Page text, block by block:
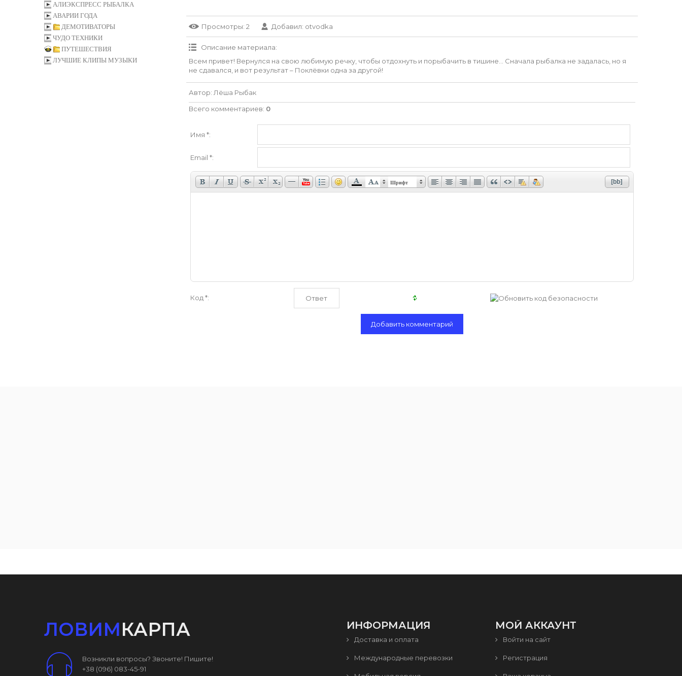
Просмотры: 2 Добавил: otvodka
Описание материала:
Всем привет! Вернулся на свою любимую речку, чтобы отдохнуть и порыбачить в тишине… Сначала рыбалка не задалась, но я
не сдавался, и вот результат – Поклёвки одна за другой!
Автор: Лёша Рыбак
Всего комментариев: 0
Имя *:
Email *:
Шрифт
Код *:
АЛИЭКСПРЕСС РЫБАЛКА
АВАРИИ ГОДА
ДЕМОТИВАТОРЫ
ЧУДО ТЕХНИКИ
ПУТЕШЕСТВИЯ
ЛУЧШИЕ КЛИПЫ МУЗЫКИ
ЛОВИМКАРПА
Возникли вопросы? Звоните! Пишите!
+38 (096) 083-45-91
ИНФОРМАЦИЯ
Доставка и оплата
Международные перевозки
МОЙ АККАУНТ
Войти на сайт
Регистрация